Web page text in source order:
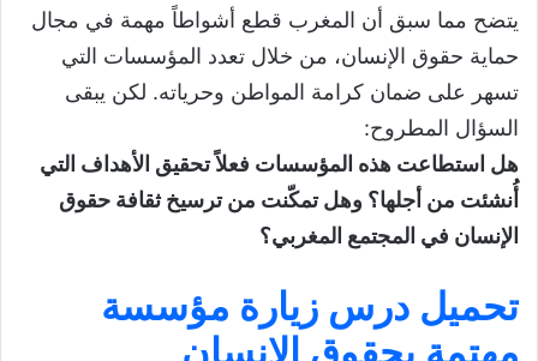
يتضح مما سبق أن المغرب قطع أشواطاً مهمة في مجال
حماية حقوق الإنسان، من خلال تعدد المؤسسات التي
تسهر على ضمان كرامة المواطن وحرياته. لكن يبقى
السؤال المطروح:
هل استطاعت هذه المؤسسات فعلاً تحقيق الأهداف التي
أُنشئت من أجلها؟ وهل تمكّنت من ترسيخ ثقافة حقوق
الإنسان في المجتمع المغربي؟
تحميل درس زيارة مؤسسة